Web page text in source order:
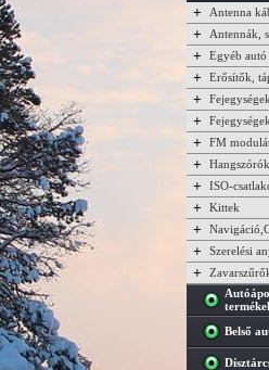
+ Antenna
+ Antennák,
+ Egyéb
+ Erősítők,
+
+
+ FM
+
+ ISO-
+ Kittek
+
+ Szerelési
+
Belső